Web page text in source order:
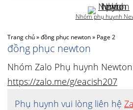
Trang chủ»đồng phục newton» Page 2
đồng phục newton
Nhóm Zalo Phụ huynh
https://zalo.me/g/eacish207
Phụ huynh vui lòng liên hệ
Nhóm phụ huynh